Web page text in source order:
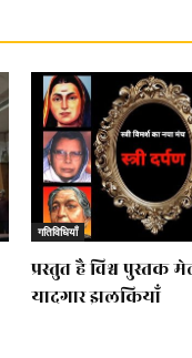
गतिविधियाँ
प्रस्तुत है विश्व पुस्तक
यादगार झलकियाॅं